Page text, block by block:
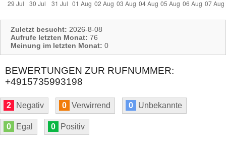
Zuletzt besucht: 2026-8-08
Aufrufe letzten Monat: 76
Meinung im letzten Monat: 0
BEWERTUNGEN ZUR RUFNUMMER:
+4915735993198
2 Negativ 0 Verwirrend 0 Unbekannte
0 Egal 0 Positiv